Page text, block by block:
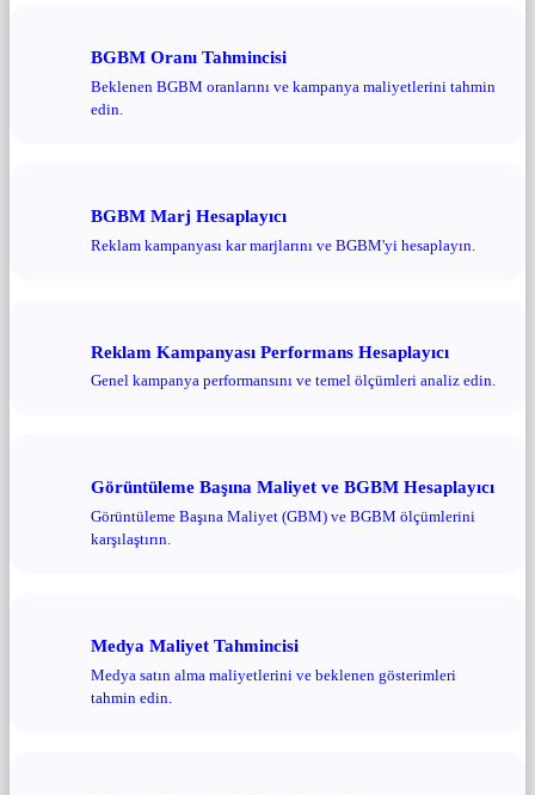
BGBM Oranı Tahmincisi
Beklenen BGBM oranlarını ve kampanya maliyetlerini tahmin
edin.
BGBM Marj Hesaplayıcı
Reklam kampanyası kar marjlarını ve BGBM'yi hesaplayın.
Reklam Kampanyası Performans Hesaplayıcı
Genel kampanya performansını ve temel ölçümleri analiz edin.
Görüntüleme Başına Maliyet ve BGBM Hesaplayıcı
Görüntüleme Başına Maliyet (GBM) ve BGBM ölçümlerini
karşılaştırın.
Medya Maliyet Tahmincisi
Medya satın alma maliyetlerini ve beklenen gösterimleri
tahmin edin.